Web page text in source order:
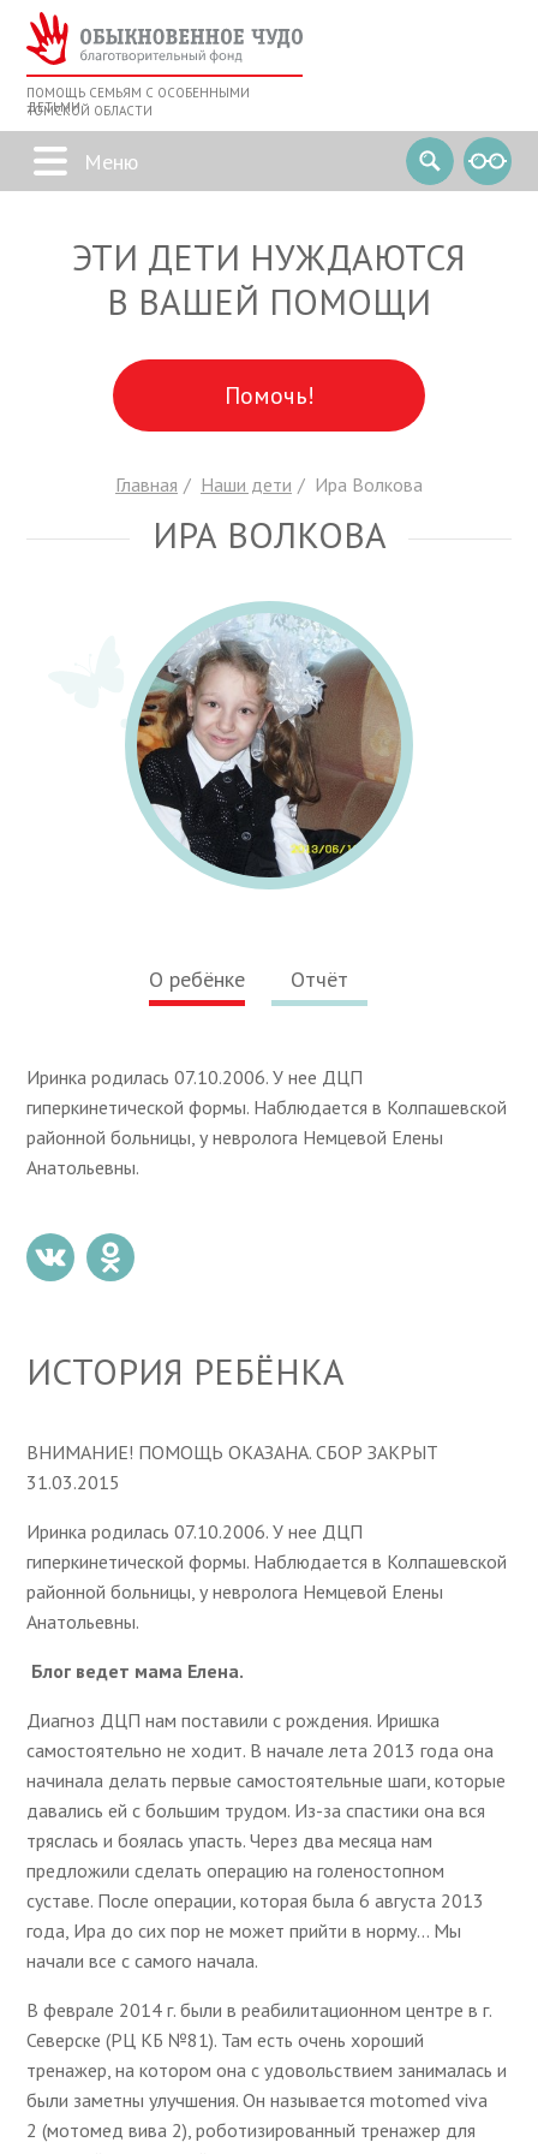
ПОМОЩЬ СЕМЬЯМ С ОСОБЕННЫМИ
ДЕТЬМИ
ТОМСКОЙ ОБЛАСТИ
ЭТИ ДЕТИ НУЖДАЮТСЯ
В ВАШЕЙ ПОМОЩИ
Помочь!
Главная Наши дети Ира Волкова
ИРА ВОЛКОВА
О ребёнке Отчёт
Иринка родилась 07.10.2006. У нее ДЦП
гиперкинетической формы. Наблюдается в Колпашевской
районной больницы, у невролога Немцевой Елены
Анатольевны.
ИСТОРИЯ РЕБЁНКА
ВНИМАНИЕ! ПОМОЩЬ ОКАЗАНА. СБОР ЗАКРЫТ
31.03.2015
Иринка родилась 07.10.2006. У нее ДЦП
гиперкинетической формы. Наблюдается в Колпашевской
районной больницы, у невролога Немцевой Елены
Анатольевны.
Блог ведет мама Елена.
Диагноз ДЦП нам поставили с рождения. Иришка
самостоятельно не ходит. В начале лета 2013 года она
начинала делать первые самостоятельные шаги, которые
давались ей с большим трудом. Из-за спастики она вся
тряслась и боялась упасть. Через два месяца нам
предложили сделать операцию на голеностопном
суставе. После операции, которая была 6 августа 2013
года, Ира до сих пор не может прийти в норму... Мы
начали все с самого начала.
В феврале 2014 г. были в реабилитационном центре в г.
Северске (РЦ КБ №81). Там есть очень хороший
тренажер, на котором она с удовольствием занималась и
были заметны улучшения. Он называется motomed viva
2 (мотомед вива 2), роботизированный тренажер для